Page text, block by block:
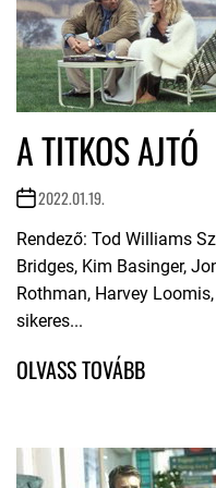
A TITKOS AJTÓ
2022.01.19.
Rendező: Tod Williams
Bridges, Kim Basinger,
Rothman, Harvey
sikeres...